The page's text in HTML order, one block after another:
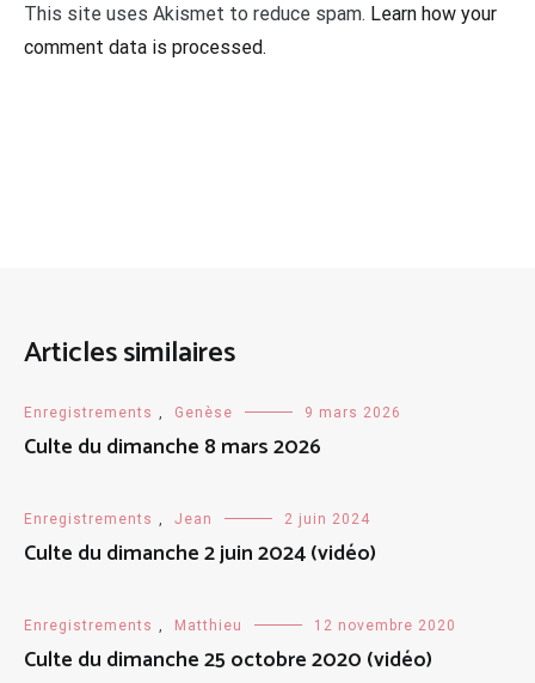
This site uses Akismet to reduce spam. Learn how your
comment data is processed.
Articles similaires
Enregistrements , Genèse 9 mars 2026
Culte du dimanche 8 mars 2026
Enregistrements , Jean 2 juin 2024
Culte du dimanche 2 juin 2024 (vidéo)
Enregistrements , Matthieu 12 novembre 2020
Culte du dimanche 25 octobre 2020 (vidéo)